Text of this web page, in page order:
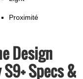
Proximité
Design
Specs &